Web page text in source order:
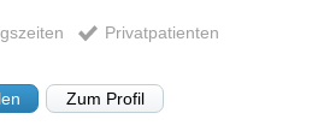
Privatpatienten
Zum Profil